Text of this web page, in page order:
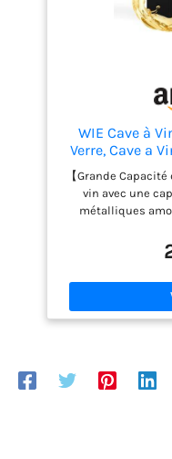
WIE Cave à
Verre, Cave a
Frigo Vin,
【Grande
vin avec une
métalliques
peut contenir
【
température
conserver des
contrôler et
s'adapter à